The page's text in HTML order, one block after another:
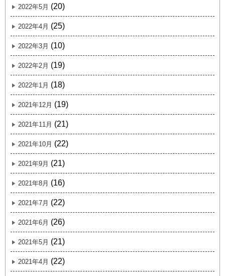
2022年5月 (20)
2022年4月 (25)
2022年3月 (10)
2022年2月 (19)
2022年1月 (18)
2021年12月 (19)
2021年11月 (21)
2021年10月 (22)
2021年9月 (21)
2021年8月 (16)
2021年7月 (22)
2021年6月 (26)
2021年5月 (21)
2021年4月 (22)